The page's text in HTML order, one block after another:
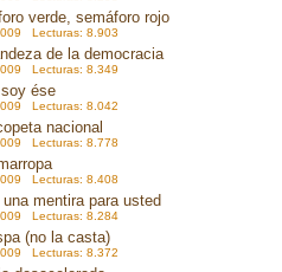
verde, semáforo rojo
Lecturas: 8.903
de la democracia
Lecturas: 8.349
ése
Lecturas: 8.042
nacional
Lecturas: 8.778
Lecturas: 8.408
una mentira para usted
Lecturas: 8.284
(no la casta)
Lecturas: 8.372